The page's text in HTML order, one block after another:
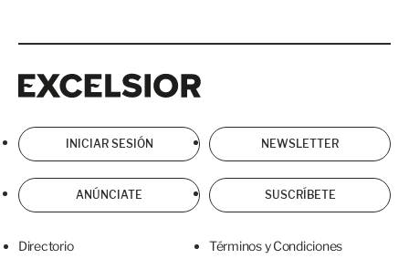
INICIAR SESIÓN NEWSLETTER
ANÚNCIATE SUSCRÍBETE
Directorio Términos y Condiciones